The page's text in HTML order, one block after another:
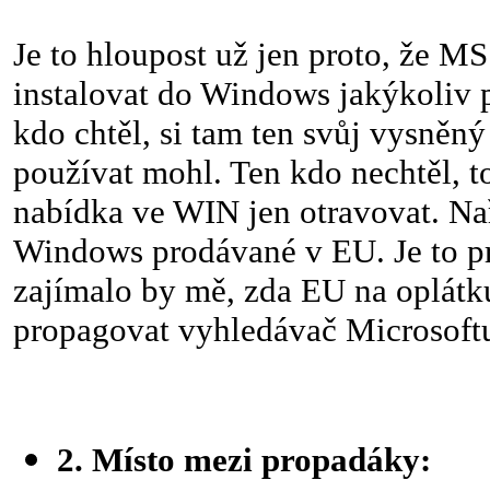
Je to hloupost už jen proto, že
instalovat do Windows jakýkoliv
kdo chtěl, si tam ten svůj
používat mohl. Ten kdo nechtěl,
nabídka ve WIN jen otravovat.
Windows prodávané v EU. Je to
zajímalo by mě, zda EU na
propagovat vyhledávač
2. Místo mezi propadáky: